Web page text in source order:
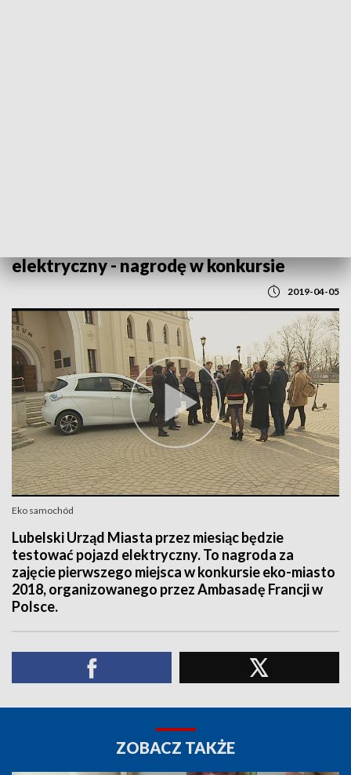
elektryczny - nagrodę w konkursie
2019-04-05
Eko samochód
Lubelski Urząd Miasta przez miesiąc będzie
testować pojazd elektryczny. To nagroda za
zajęcie pierwszego miejsca w konkursie eko-miasto
2018, organizowanego przez Ambasadę Francji w
Polsce.
ZOBACZ TAKŻE